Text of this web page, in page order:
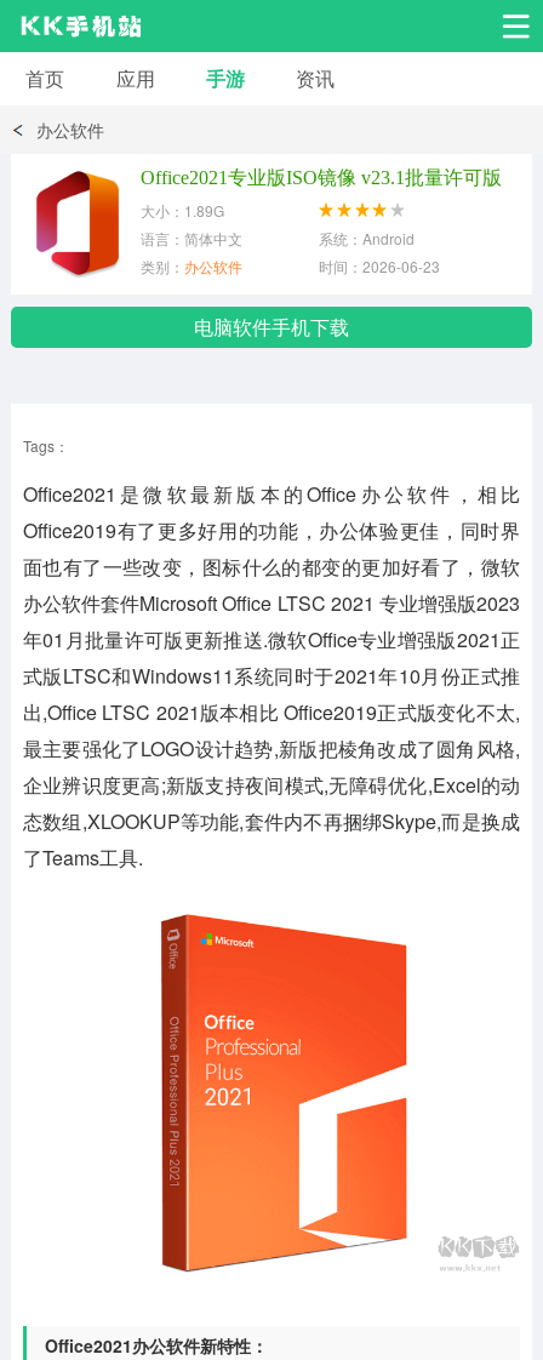
安卓应用
安卓其它
首页 应用 手游 资讯
办公软件
Office2021专业版ISO镜像 v23.1批量许可版
大小：1.89G
语言：简体中文
系统：Android
类别： 办公软件 时间：2026-06-23
电脑软件手机下载
Tags：
Office2021是微软最新版本的Office办公软件，相比
Office2019有了更多好用的功能，办公体验更佳，同时界
面也有了一些改变，图标什么的都变的更加好看了，微软
办公软件套件Microsoft Office LTSC 2021 专业增强版2023
年01月批量许可版更新推送.微软Office专业增强版2021正
式版LTSC和Windows11系统同时于2021年10月份正式推
出,Office LTSC 2021版本相比 Office2019正式版变化不太,
最主要强化了LOGO设计趋势,新版把棱角改成了圆角风格,
企业辨识度更高;新版支持夜间模式,无障碍优化,Excel的动
态数组,XLOOKUP等功能,套件内不再捆绑Skype,而是换成
了Teams工具.
Office2021办公软件新特性：